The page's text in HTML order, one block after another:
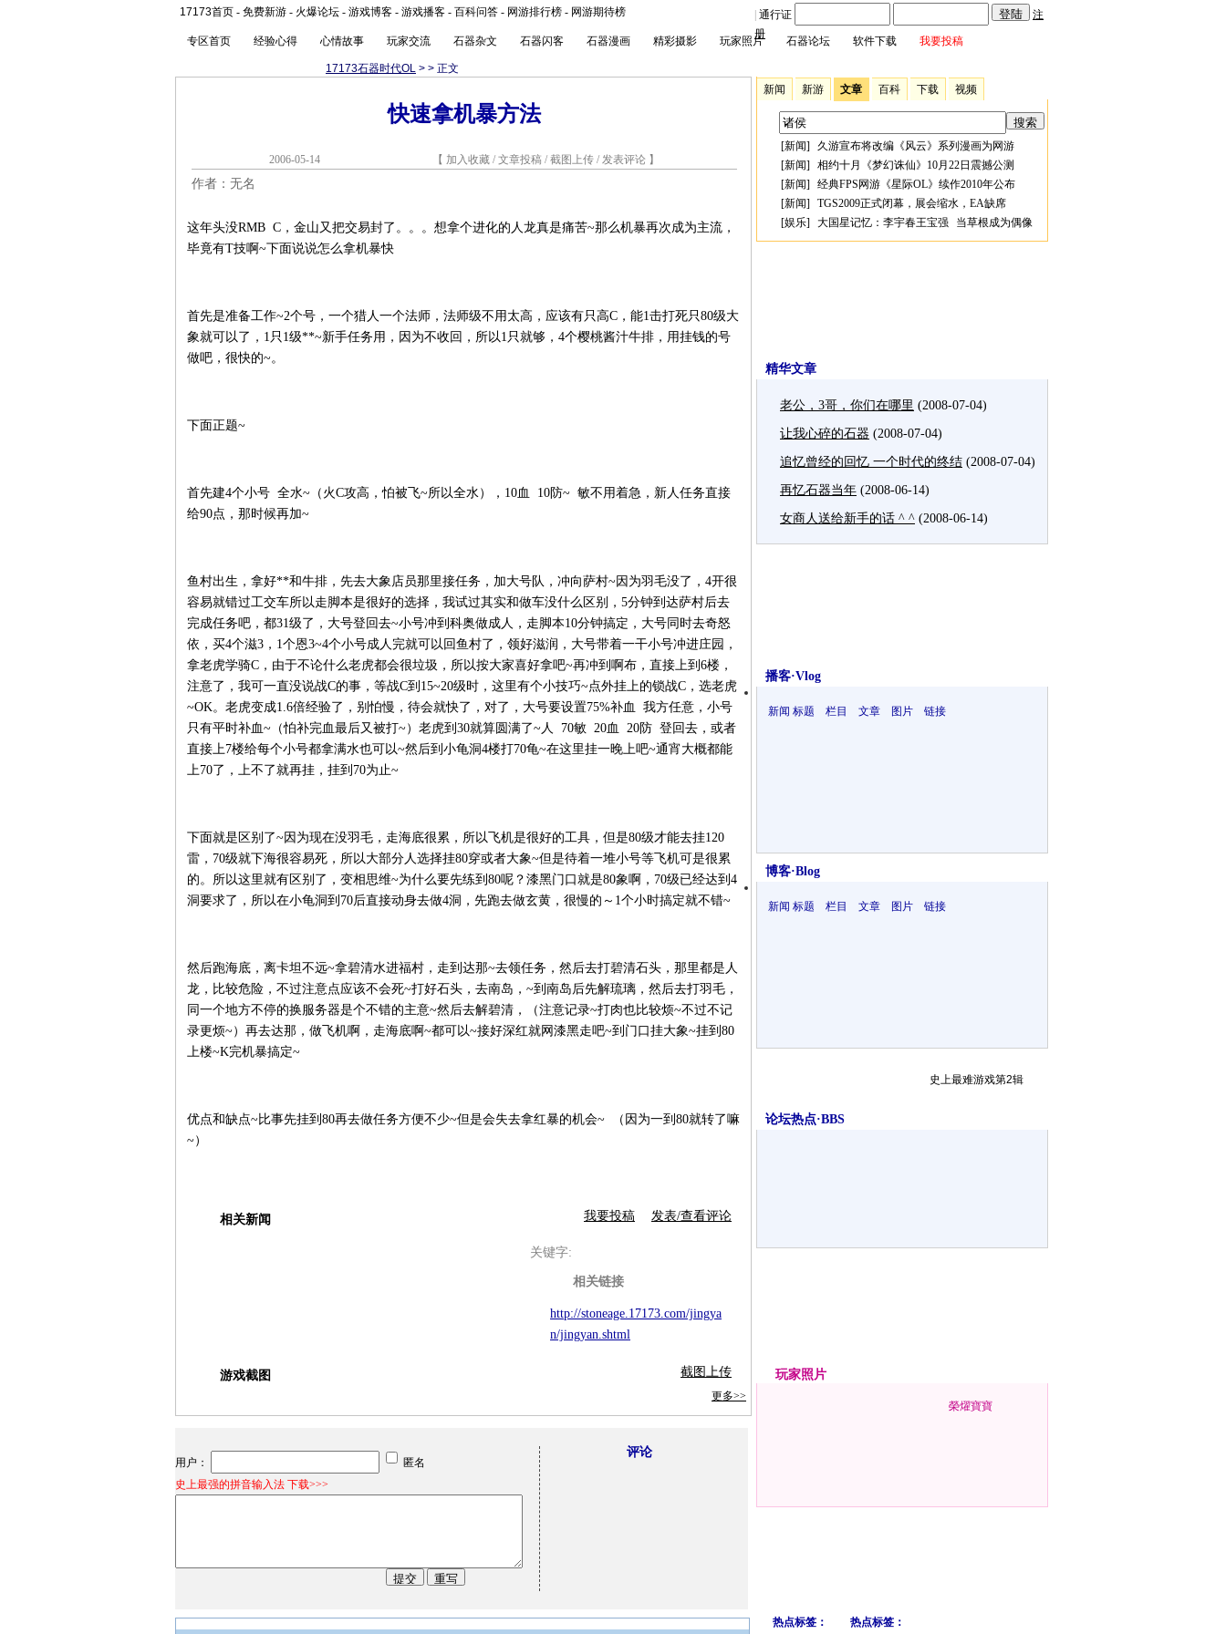
17173首页 - 免费新游 - 火爆论坛 - 游戏博客 - 游戏播客 - 百科问答 - 网游排行榜 - 网游期待榜 通行证
注
册
专区首页 经验心得 心情故事 玩家交流 石器杂文 石器闪客 石器漫画 精彩摄影 玩家照片 石器论坛 软件下载 我要投稿
17173石器时代OL > > 正文
快速拿机暴方法
2006-05-14 【 加入收藏 / 文章投稿 / 截图上传 / 发表评论 】
作者：无名
这年头没RMB C，金山又把交易封了。。。想拿个进化的人龙真是痛苦~那么机暴再次成为主流，
毕竟有T技啊~下面说说怎么拿机暴快
首先是准备工作~2个号，一个猎人一个法师，法师级不用太高，应该有只高C，能1击打死只80级大
象就可以了，1只1级**~新手任务用，因为不收回，所以1只就够，4个樱桃酱汁牛排，用挂钱的号
做吧，很快的~。
下面正题~
首先建4个小号 全水~（火C攻高，怕被飞~所以全水），10血 10防~ 敏不用着急，新人任务直接
给90点，那时候再加~
鱼村出生，拿好**和牛排，先去大象店员那里接任务，加大号队，冲向萨村~因为羽毛没了，4开很
容易就错过工交车所以走脚本是很好的选择，我试过其实和做车没什么区别，5分钟到达萨村后去
完成任务吧，都31级了，大号登回去~小号冲到科奥做成人，走脚本10分钟搞定，大号同时去奇怒
依，买4个滋3，1个恩3~4个小号成人完就可以回鱼村了，领好滋润，大号带着一干小号冲进庄园，
拿老虎学骑C，由于不论什么老虎都会很垃圾，所以按大家喜好拿吧~再冲到啊布，直接上到6楼，
注意了，我可一直没说战C的事，等战C到15~20级时，这里有个小技巧~点外挂上的锁战C，选老虎
~OK。老虎变成1.6倍经验了，别怕慢，待会就快了，对了，大号要设置75%补血 我方任意，小号
只有平时补血~（怕补完血最后又被打~）老虎到30就算圆满了~人 70敏 20血 20防 登回去，或者
直接上7楼给每个小号都拿满水也可以~然后到小龟洞4楼打70龟~在这里挂一晚上吧~通宵大概都能
上70了，上不了就再挂，挂到70为止~
下面就是区别了~因为现在没羽毛，走海底很累，所以飞机是很好的工具，但是80级才能去挂120
雷，70级就下海很容易死，所以大部分人选择挂80穿或者大象~但是待着一堆小号等飞机可是很累
的。所以这里就有区别了，变相思维~为什么要先练到80呢？漆黑门口就是80象啊，70级已经达到4
洞要求了，所以在小龟洞到70后直接动身去做4洞，先跑去做玄黄，很慢的～1个小时搞定就不错~
然后跑海底，离卡坦不远~拿碧清水进福村，走到达那~去领任务，然后去打碧清石头，那里都是人
龙，比较危险，不过注意点应该不会死~打好石头，去南岛，~到南岛后先解琉璃，然后去打羽毛，
同一个地方不停的换服务器是个不错的主意~然后去解碧清，（注意记录~打肉也比较烦~不过不记
录更烦~）再去达那，做飞机啊，走海底啊~都可以~接好深红就网漆黑走吧~到门口挂大象~挂到80
上楼~K完机暴搞定~
优点和缺点~比事先挂到80再去做任务方便不少~但是会失去拿红暴的机会~ （因为一到80就转了嘛
~）
相关新闻 我要投稿 发表/查看评论
关键字:
相关链接
http://stoneage.17173.com/jingya
n/jingyan.shtml
游戏截图 截图上传
更多>>
用户：
匿名
史上最强的拼音输入法 下载>>>
评论
新闻 新游 文章 百科 下载 视频
[新闻] 久游宣布将改编《风云》系列漫画为网游
[新闻] 相约十月《梦幻诛仙》10月22日震撼公测
[新闻] 经典FPS网游《星际OL》续作2010年公布
[新闻] TGS2009正式闭幕，展会缩水，EA缺席
[娱乐] 大国星记忆：李宇春王宝强 当草根成为偶像
精华文章
老公，3哥，你们在哪里 (2008-07-04)
让我心碎的石器 (2008-07-04)
追忆曾经的回忆 一个时代的终结 (2008-07-04)
再忆石器当年 (2008-06-14)
女商人送给新手的话 ^ ^ (2008-06-14)
播客·Vlog
热点标签：
新闻 标题 栏目 文章 图片 链接
博客·Blog
热点标签：
新闻 标题 栏目 文章 图片 链接
史上最难游戏第2辑
论坛热点·BBS
玩家照片
榮燿寶寶